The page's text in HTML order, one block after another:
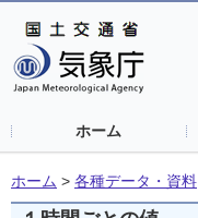
ホーム
ホーム > 各種データ・資料